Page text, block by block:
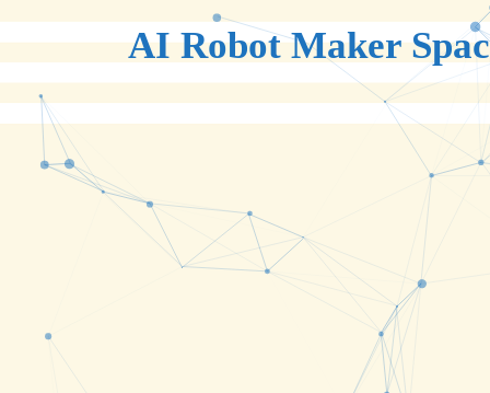
AI Robot Maker